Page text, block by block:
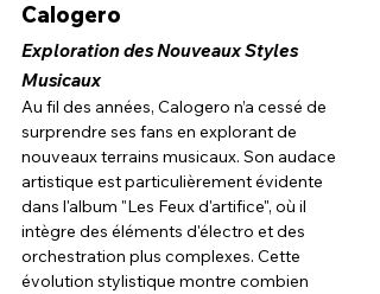
Calogero
Exploration des Nouveaux Styles
Musicaux
Au fil des années, Calogero n’a cessé de
surprendre ses fans en explorant de
nouveaux terrains musicaux. Son audace
artistique est particulièrement évidente
dans l'album "Les Feux d'artifice", où il
intègre des éléments d'électro et des
orchestration plus complexes. Cette
évolution stylistique montre combien